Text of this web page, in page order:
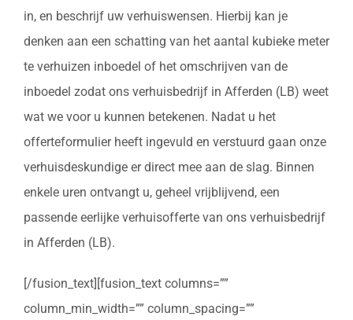
in, en beschrijf uw verhuiswensen. Hierbij kan je
denken aan een schatting van het aantal kubieke meter
te verhuizen inboedel of het omschrijven van de
inboedel zodat ons verhuisbedrijf in Afferden (LB) weet
wat we voor u kunnen betekenen. Nadat u het
offerteformulier heeft ingevuld en verstuurd gaan onze
verhuisdeskundige er direct mee aan de slag. Binnen
enkele uren ontvangt u, geheel vrijblijvend, een
passende eerlijke verhuisofferte van ons verhuisbedrijf
in Afferden (LB).
[/fusion_text][fusion_text columns=””
column_min_width=”” column_spacing=””